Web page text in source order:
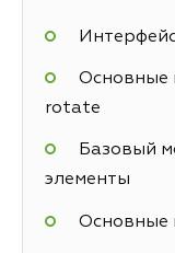
Основные
rotate
Базовый
элементы
Основные